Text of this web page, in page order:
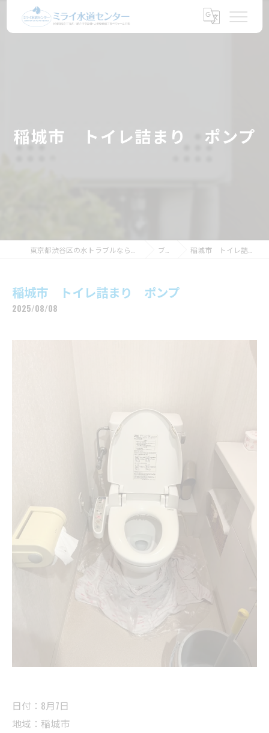
稲城市 トイレ詰まり ポンプ
ブログ 稲城市 トイレ詰まり ポンプ
稲城市 トイレ詰まり ポンプ
2025/08/08
日付：8月7日
地域：稲城市